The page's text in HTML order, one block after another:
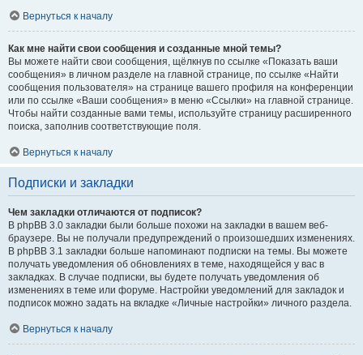
Вернуться к началу
Как мне найти свои сообщения и созданные мной темы?
Вы можете найти свои сообщения, щёлкнув по ссылке «Показать ваши
сообщения» в личном разделе на главной странице, по ссылке «Найти
сообщения пользователя» на странице вашего профиля на конференции
или по ссылке «Ваши сообщения» в меню «Ссылки» на главной странице.
Чтобы найти созданные вами темы, используйте страницу расширенного
поиска, заполнив соответствующие поля.
Вернуться к началу
Подписки и закладки
Чем закладки отличаются от подписок?
В phpBB 3.0 закладки были больше похожи на закладки в вашем веб-
браузере. Вы не получали предупреждений о произошедших изменениях.
В phpBB 3.1 закладки больше напоминают подписки на темы. Вы можете
получать уведомления об обновлениях в теме, находящейся у вас в
закладках. В случае подписки, вы будете получать уведомления об
изменениях в теме или форуме. Настройки уведомлений для закладок и
подписок можно задать на вкладке «Личные настройки» личного раздела.
Вернуться к началу